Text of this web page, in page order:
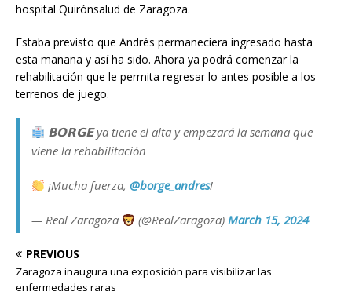
hospital Quirónsalud de Zaragoza.
Estaba previsto que Andrés permaneciera ingresado hasta
esta mañana y así ha sido. Ahora ya podrá comenzar la
rehabilitación que le permita regresar lo antes posible a los
terrenos de juego.
𝗕𝗢𝗥𝗚𝗘 ya tiene el alta y empezará la semana que
viene la rehabilitación
¡Mucha fuerza,@borge_andres!
— Real Zaragoza (@RealZaragoza)March 15, 2024
PREVIOUS
Zaragoza inaugura una exposición para visibilizar las
enfermedades raras